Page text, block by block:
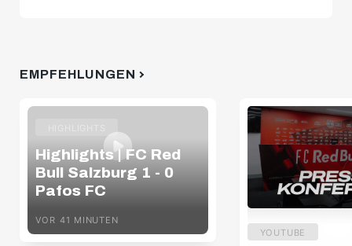
EMPFEHLUNGEN
Highlights | FC Red
Bull Salzburg 1 - 0
Pafos FC
VOR 41 MINUTEN
YOUTUBE